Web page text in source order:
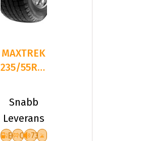
MAXTREK
235/55R17
TREK M7
Snabb
Leverans
E C 73